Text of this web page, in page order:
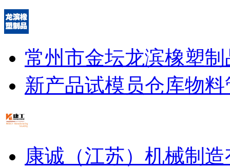
常州市金坛龙滨橡塑
新产品试模员仓库物
康诚（江苏）机械制